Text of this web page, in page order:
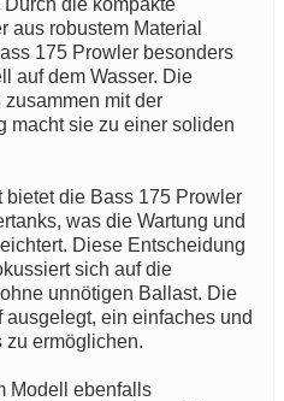
aus robustem Material
175 Prowler besonders
auf dem Wasser. Die
mit der
macht sie zu einer soliden
bietet die Bass 175 Prowler
was die Wartung und
Diese Entscheidung
sich auf die
unnötigen Ballast. Die
ein einfaches und
ermöglichen.
Modell ebenfalls